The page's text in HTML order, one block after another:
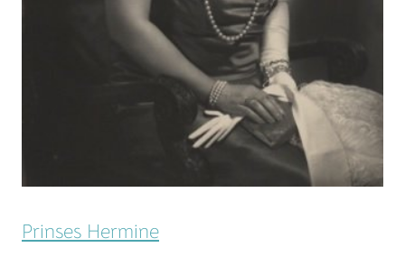
Prinses Hermine